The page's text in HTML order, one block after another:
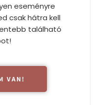
eseményre
csak hátra kell
található
VAN!